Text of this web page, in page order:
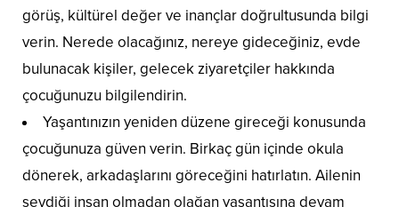
görüş, kültürel değer ve inançlar doğrultusunda bilgi
verin. Nerede olacağınız, nereye gideceğiniz, evde
bulunacak kişiler, gelecek ziyaretçiler hakkında
çocuğunuzu bilgilendirin.
Yaşantınızın yeniden düzene gireceği konusunda
çocuğunuza güven verin. Birkaç gün içinde okula
dönerek, arkadaşlarını göreceğini hatırlatın. Ailenin
sevdiği insan olmadan olağan yaşantısına devam